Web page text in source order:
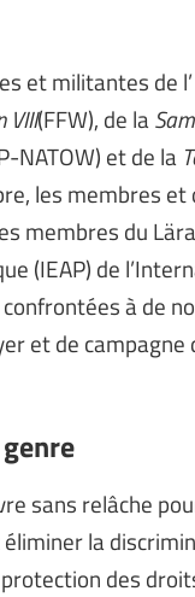
et militantes de l’
VIII(FFW), de la
NATOW) et de la
les membres
membres du
(IEAP) de
à de
et de
sans relâche
la
des